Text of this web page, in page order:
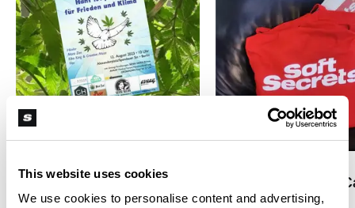
This website uses cookies
We use cookies to personalise content and advertising,
F
Hanfparade 2023: "Hanf
Klima"
B
Referentenentwurf